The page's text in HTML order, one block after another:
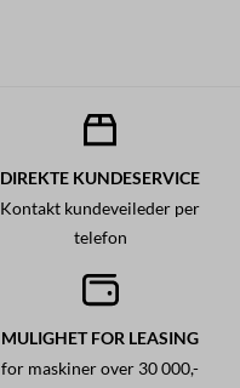
DIREKTE KUNDESERVICE
Kontakt kundeveileder per
telefon
MULIGHET FOR LEASING
for maskiner over 30 000,-